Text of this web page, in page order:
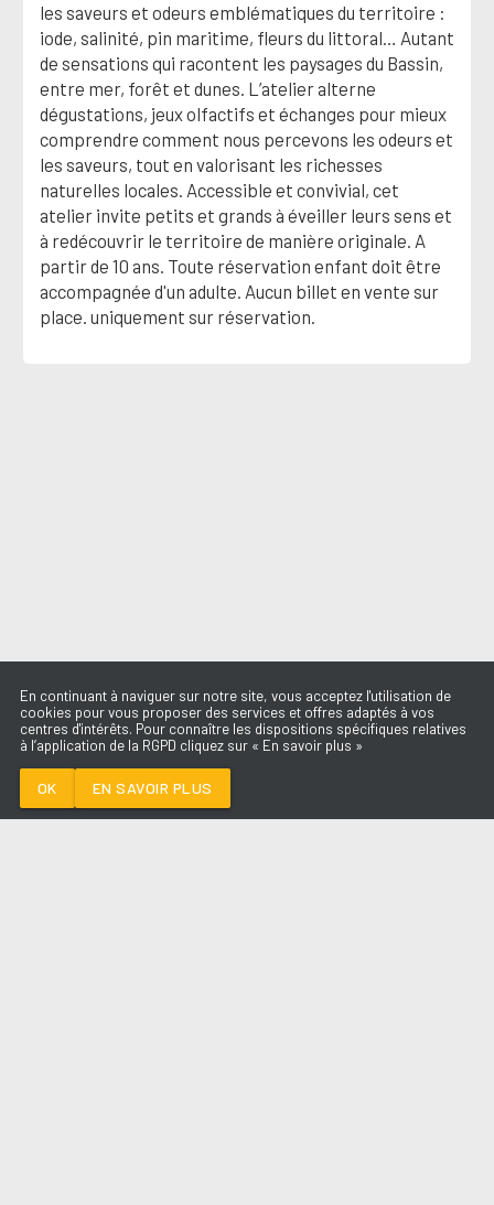
les saveurs et odeurs emblématiques du territoire :
iode, salinité, pin maritime, fleurs du littoral… Autant
de sensations qui racontent les paysages du Bassin,
entre mer, forêt et dunes. L’atelier alterne
dégustations, jeux olfactifs et échanges pour mieux
comprendre comment nous percevons les odeurs et
les saveurs, tout en valorisant les richesses
naturelles locales. Accessible et convivial, cet
atelier invite petits et grands à éveiller leurs sens et
à redécouvrir le territoire de manière originale. A
partir de 10 ans. Toute réservation enfant doit être
accompagnée d'un adulte. Aucun billet en vente sur
place. uniquement sur réservation.
En continuant à naviguer sur notre site, vous acceptez l'utilisation de
cookies pour vous proposer des services et offres adaptés à vos
centres d'intérêts. Pour connaître les dispositions spécifiques relatives
à l’application de la RGPD cliquez sur « En savoir plus »
OK EN SAVOIR PLUS